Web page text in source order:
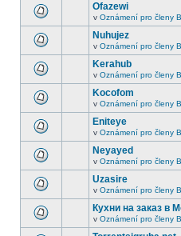
Ofazewi
v Oznámení pro členy
Nuhujez
v Oznámení pro členy
Kerahub
v Oznámení pro členy
Kocofom
v Oznámení pro členy
Eniteye
v Oznámení pro členy
Neyayed
v Oznámení pro členy
Uzasire
v Oznámení pro členy
Кухни на заказ в
v Oznámení pro členy